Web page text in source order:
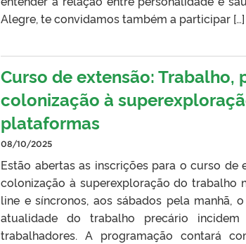
Alegre, te convidamos também a participar […]
Curso de extensão:
colonização à
plataformas
08/10/2025
Estão abertas as inscrições para o curso de
colonização à superexploração do trabalho
line e síncronos, aos sábados pela manhã,
atualidade do trabalho precário
trabalhadores. A programação contará